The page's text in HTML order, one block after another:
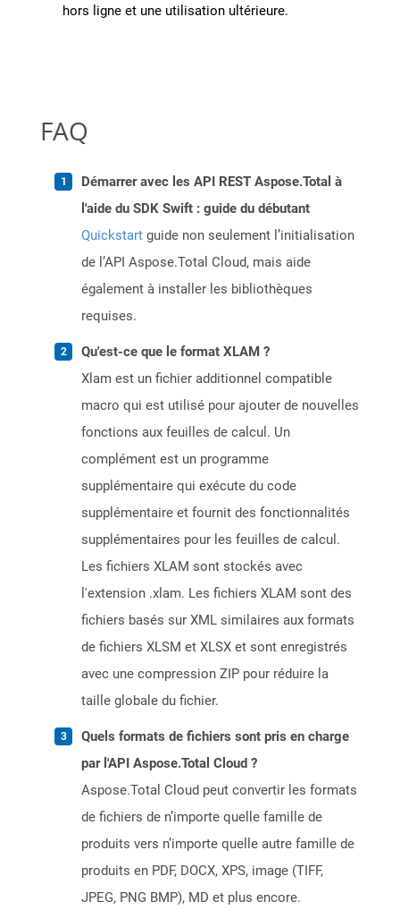
hors ligne et une utilisation ultérieure.
FAQ
Démarrer avec les API REST Aspose.Total à
l'aide du SDK Swift : guide du débutant
Quickstart guide non seulement l’initialisation
de l’API Aspose.Total Cloud, mais aide
également à installer les bibliothèques
requises.
Qu'est-ce que le format XLAM ?
Xlam est un fichier additionnel compatible
macro qui est utilisé pour ajouter de nouvelles
fonctions aux feuilles de calcul. Un
complément est un programme
supplémentaire qui exécute du code
supplémentaire et fournit des fonctionnalités
supplémentaires pour les feuilles de calcul.
Les fichiers XLAM sont stockés avec
l'extension .xlam. Les fichiers XLAM sont des
fichiers basés sur XML similaires aux formats
de fichiers XLSM et XLSX et sont enregistrés
avec une compression ZIP pour réduire la
taille globale du fichier.
Quels formats de fichiers sont pris en charge
par l'API Aspose.Total Cloud ?
Aspose.Total Cloud peut convertir les formats
de fichiers de n’importe quelle famille de
produits vers n’importe quelle autre famille de
produits en PDF, DOCX, XPS, image (TIFF,
JPEG, PNG BMP), MD et plus encore.